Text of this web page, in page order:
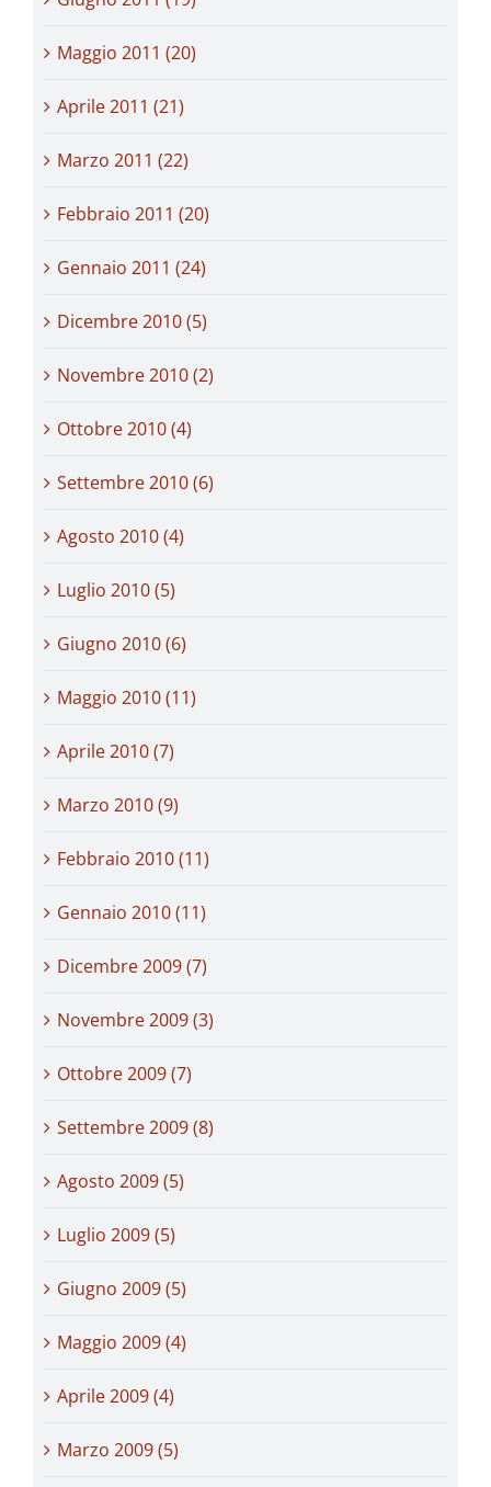
Maggio 2011 (20)
Aprile 2011 (21)
Marzo 2011 (22)
Febbraio 2011 (20)
Gennaio 2011 (24)
Dicembre 2010 (5)
Novembre 2010 (2)
Ottobre 2010 (4)
Settembre 2010 (6)
Agosto 2010 (4)
Luglio 2010 (5)
Giugno 2010 (6)
Maggio 2010 (11)
Aprile 2010 (7)
Marzo 2010 (9)
Febbraio 2010 (11)
Gennaio 2010 (11)
Dicembre 2009 (7)
Novembre 2009 (3)
Ottobre 2009 (7)
Settembre 2009 (8)
Agosto 2009 (5)
Luglio 2009 (5)
Giugno 2009 (5)
Maggio 2009 (4)
Aprile 2009 (4)
Marzo 2009 (5)